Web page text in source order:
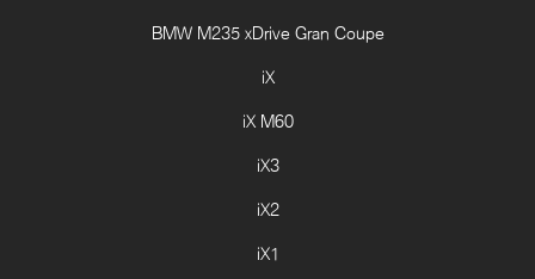
BMW M235 xDrive Gran Coupe
iX
iX M60
iX3
iX2
iX1